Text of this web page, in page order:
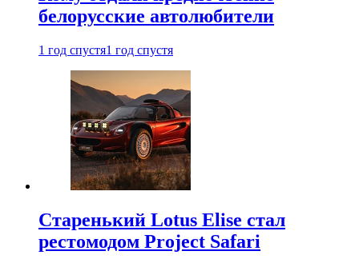
белорусские автолюбители
1 год спустя1 год спустя
Старенький Lotus Elise стал
рестомодом Project Safari